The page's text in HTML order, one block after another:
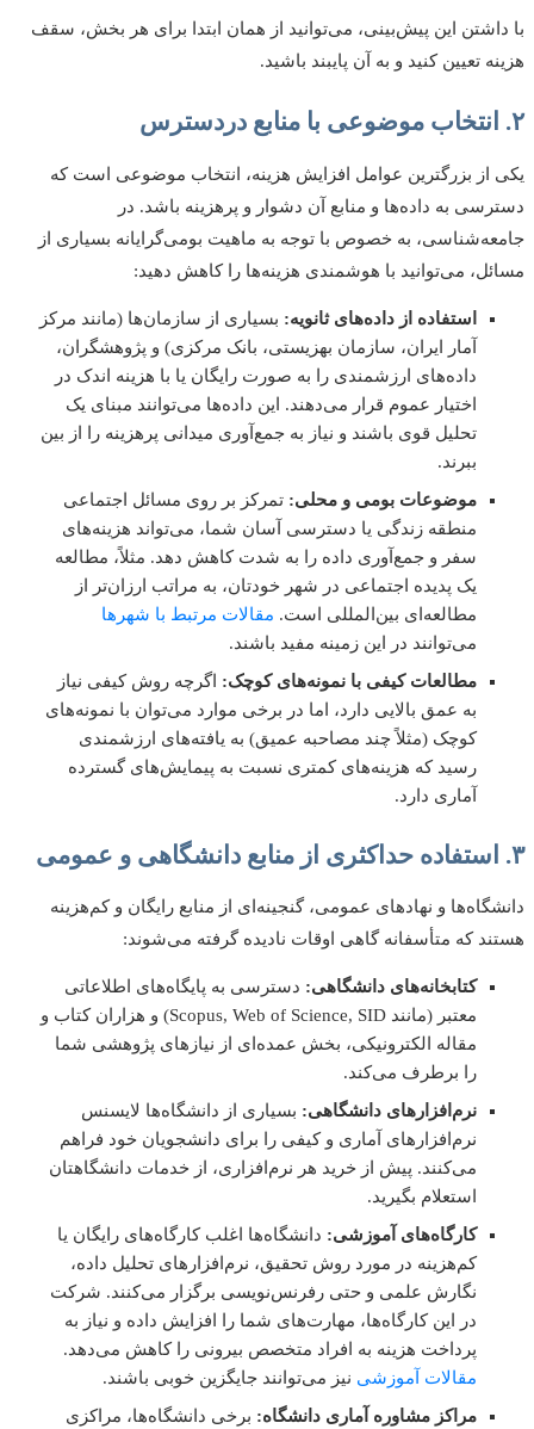
این پیش‌بینی، می‌توانید از همان ابتدا برای هر بخش، سقف
تعیین کنید و به آن پایبند باشید.
بزرگترین عوامل افزایش هزینه، انتخاب موضوعی است که
به داده‌ها و منابع آن دشوار و پرهزینه باشد. در
به خصوص با توجه به ماهیت بومی‌گرایانه بسیاری از
می‌توانید با هوشمندی هزینه‌ها را کاهش دهید:
استفاده از داده‌های ثانویه:بسیاری از سازمان‌ها (مانند مرکز
آمار ایران، سازمان بهزیستی، بانک مرکزی) و پژوهشگران،
داده‌های ارزشمندی را به صورت رایگان یا با هزینه اندک در
اختیار عموم قرار می‌دهند. این داده‌ها می‌توانند مبنای یک
تحلیل قوی باشند و نیاز به جمع‌آوری میدانی پرهزینه را از بین
موضوعات بومی و محلی:تمرکز بر روی مسائل اجتماعی
منطقه زندگی یا دسترسی آسان شما، می‌تواند هزینه‌های
سفر و جمع‌آوری داده را به شدت کاهش دهد. مثلاً، مطالعه
یک پدیده اجتماعی در شهر خودتان، به مراتب ارزان‌تر از
مطالعه‌ای بین‌المللی است.مقالات مرتبط با شهرها
می‌توانند در این زمینه مفید باشند.
مطالعات کیفی با نمونه‌های کوچک:اگرچه روش کیفی نیاز
به عمق بالایی دارد، اما در برخی موارد می‌توان با نمونه‌های
کوچک (مثلاً چند مصاحبه عمیق) به یافته‌های ارزشمندی
رسید که هزینه‌های کمتری نسبت به پیمایش‌های گسترده
آماری دارد.
و نهادهای عمومی، گنجینه‌ای از منابع رایگان و کم‌هزینه
که متأسفانه گاهی اوقات نادیده گرفته می‌شوند:
کتابخانه‌های دانشگاهی:دسترسی به پایگاه‌های اطلاعاتی
معتبر (مانند Scopus, Web of Science, SID) و هزاران کتاب و
مقاله الکترونیکی، بخش عمده‌ای از نیازهای پژوهشی شما
را برطرف می‌کند.
نرم‌افزارهای دانشگاهی:بسیاری از دانشگاه‌ها لایسنس
نرم‌افزارهای آماری و کیفی را برای دانشجویان خود فراهم
می‌کنند. پیش از خرید هر نرم‌افزاری، از خدمات دانشگاهتان
استعلام بگیرید.
کارگاه‌های آموزشی: دانشگاه‌ها اغلب کارگاه‌های رایگان یا
کم‌هزینه در مورد روش تحقیق، نرم‌افزارهای تحلیل داده،
نگارش علمی و حتی رفرنس‌نویسی برگزار می‌کنند. شرکت
در این کارگاه‌ها، مهارت‌های شما را افزایش داده و نیاز به
پرداخت هزینه به افراد متخصص بیرونی را کاهش می‌دهد.
مقالات آموزشینیز می‌توانند جایگزین خوبی باشند.
مراکز مشاوره آماری دانشگاه:برخی دانشگاه‌ها، مراکزی